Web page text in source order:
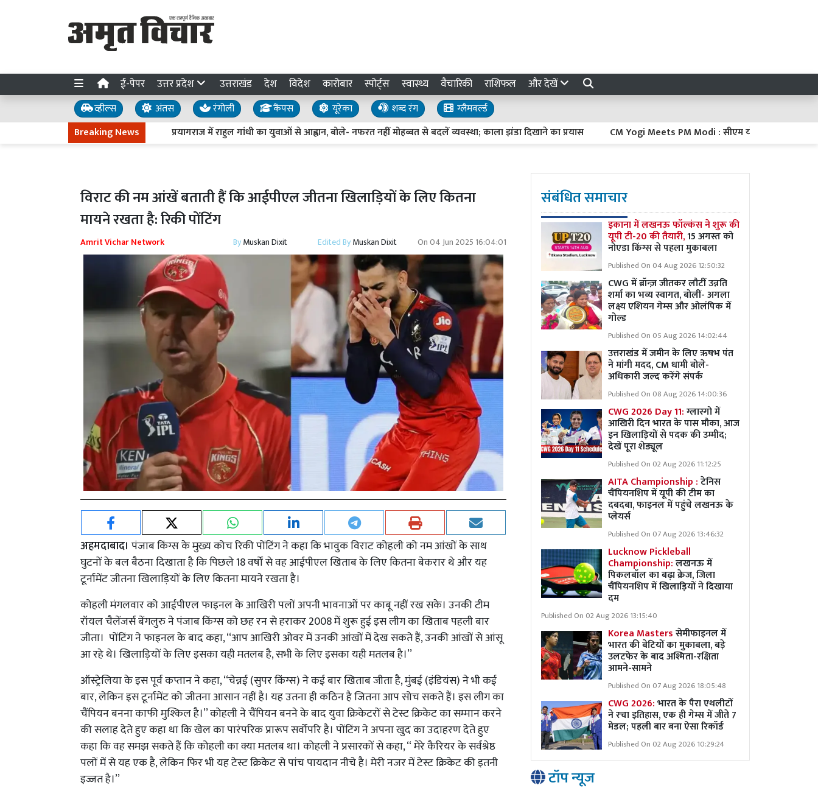
ई-पेपर उत्तर प्रदेश उत्तराखंड देश विदेश कारोबार स्पोर्ट्स स्वास्थ्य वैचारिकी राशिफल और देखें
व्हील्स अंतस रंगोली कैंपस यूरेका शब्द रंग
ग्लैमवर्ल्ड
Breaking News
प्रयागराज में राहुल गांधी का युवाओं से आह्वान, बोले- नफरत नहीं मोहब्बत से बदलें व्यवस्था; काला झंडा दिखाने का प्रयास CM Yogi Meets PM Modi : सीएम योगी ने दिल्ली में पीएम मोदी
विराट की नम आंखें बताती हैं कि आईपीएल जीतना खिलाड़ियों के लिए कितना
मायने रखता है: रिकी पोंटिंग
Amrit Vichar Network ByMuskan Dixit Edited ByMuskan Dixit On04 Jun 2025 16:04:01
अहमदाबाद। पंजाब किंग्स के मुख्य कोच रिकी पोंटिंग ने कहा कि भावुक विराट कोहली को नम आंखों के साथ
घुटनों के बल बैठना दिखाता है कि पिछले 18 वर्षों से वह आईपीएल खिताब के लिए कितना बेकरार थे और यह
टूर्नामेंट जीतना खिलाड़ियों के लिए कितना मायने रखता है।
कोहली मंगलवार को आईपीएल फाइनल के आखिरी पलों अपनी भावनाओं पर काबू नहीं रख सके। उनकी टीम
रॉयल चैलेंजर्स बेंगलुरु ने पंजाब किंग्स को छह रन से हराकर 2008 में शुरू हुई इस लीग का खिताब पहली बार
जीता। पोंटिंग ने फाइनल के बाद कहा, ‘‘आप आखिरी ओवर में उनकी आंखों में देख सकते हैं, उनकी आंखों से आंसू
आ रहे थे। खिलाड़ियों के लिए इसका यही मतलब है, सभी के लिए इसका यही मतलब है।’’
ऑस्ट्रेलिया के इस पूर्व कप्तान ने कहा, ‘‘चेन्नई (सुपर किंग्स) ने कई बार खिताब जीता है, मुंबई (इंडियंस) ने भी कई
बार, लेकिन इस टूर्नामेंट को जीतना आसान नहीं है। यह उतना ही कठिन है जितना आप सोच सकते हैं। इस लीग का
चैंपियन बनना काफी मुश्किल है।’’ कोहली ने चैंपियन बनने के बाद युवा क्रिकेटरों से टेस्ट क्रिकेट का सम्मान करने
की सलाह देते हुए कहा था कि खेल का पारंपरिक प्रारूप सर्वोपरि है। पोंटिंग ने अपना खुद का उदाहरण देते हुए
कहा कि वह समझ सकते हैं कि कोहली का क्या मतलब था। कोहली ने प्रसारकों से कहा, ‘‘ मेरे कैरियर के सर्वश्रेष्ठ
पलों में से यह एक है, लेकिन फिर भी यह टेस्ट क्रिकेट से पांच पायदान नीचे है। मेरी नजर में टेस्ट क्रिकेट की इतनी
इज्जत है।’’
संबंधित समाचार
इकाना में लखनऊ फॉल्कंस ने शुरू की
यूपी टी-20 की तैयारी,15 अगस्त को
नोएडा किंग्स से पहला मुकाबला
Published On 04 Aug 2026 12:50:32
CWG में ब्रॉन्ज़ जीतकर लौटीं उन्नति
शर्मा का भव्य स्वागत, बोलीं- अगला
लक्ष्य एशियन गेम्स और ओलंपिक में
गोल्ड
Published On 05 Aug 2026 14:02:44
उत्तराखंड में जमीन के लिए ऋषभ पंत
ने मांगी मदद, CM धामी बोले-
अधिकारी जल्द करेंगे संपर्क
Published On 08 Aug 2026 14:00:36
CWG 2026 Day 11:ग्लास्गो में
आखिरी दिन भारत के पास मौका, आज
इन खिलाड़ियों से पदक की उम्मीद;
देखें पूरा शेड्यूल
Published On 02 Aug 2026 11:12:25
AITA Championship :टेनिस
चैंपियनशिप में यूपी की टीम का
दबदबा, फाइनल में पहुंचे लखनऊ के
प्लेयर्स
Published On 07 Aug 2026 13:46:32
Lucknow Pickleball
Championship:लखनऊ में
पिकलबॉल का बढ़ा क्रेज, जिला
चैंपियनशिप में खिलाड़ियों ने दिखाया
दम
Published On 02 Aug 2026 13:15:40
Korea Mastersसेमीफाइनल में
भारत की बेटियों का मुकाबला, बड़े
उलटफेर के बाद अश्मिता-रक्षिता
आमने-सामने
Published On 07 Aug 2026 18:05:48
CWG 2026:भारत के पैरा एथलीटों
ने रचा इतिहास, एक ही गेम्स में जीते 7
मेडल; पहली बार बना ऐसा रिकॉर्ड
Published On 02 Aug 2026 10:29:24
टॉप न्यूज